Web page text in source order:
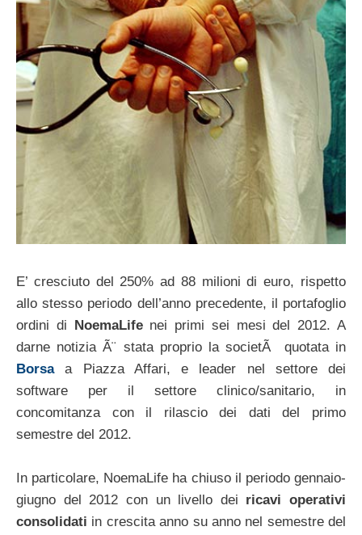
E’ cresciuto del 250% ad 88 milioni di euro, rispetto
allo stesso periodo dell’anno precedente, il portafoglio
ordini di
NoemaLifenei primi sei mesi del 2012. A
darne notizia Ã¨ stata proprio la societÃ quotata in
Borsaa Piazza Affari, e leader nel settore dei
software per il settore clinico/sanitario, in
concomitanza con il rilascio dei dati del primo
semestre del 2012.
In particolare, NoemaLife ha chiuso il periodo gennaio-
giugno del 2012 con un livello dei ricavi operativi
consolidati in crescita anno su anno nel semestre del